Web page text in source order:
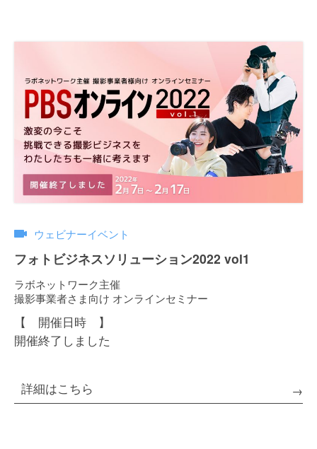
ウェビナーイベント
フォトビジネスソリューション2022 vol1
ラボネットワーク主催
撮影事業者さま向け オンラインセミナー
【 開催日時 】
開催終了しました
詳細はこちら